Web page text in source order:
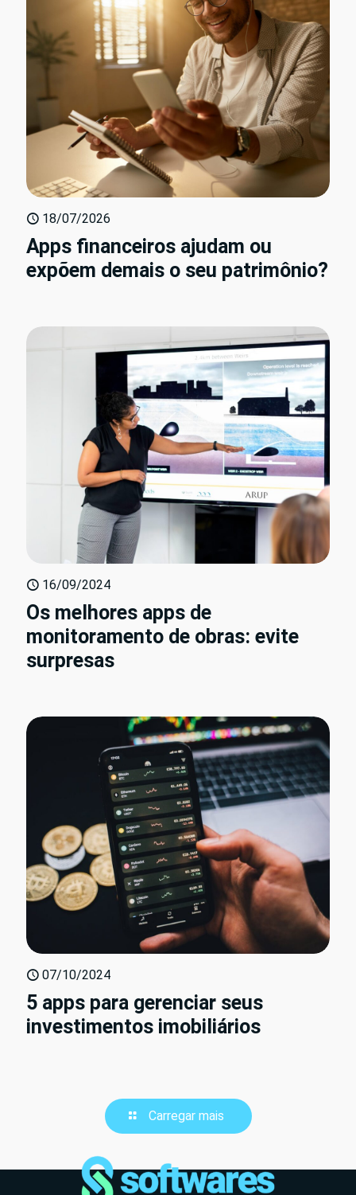
18/07/2026
Apps financeiros ajudam ou
expõem demais o seu patrimônio?
16/09/2024
Os melhores apps de
monitoramento de obras: evite
surpresas
07/10/2024
5 apps para gerenciar seus
investimentos imobiliários
Carregar mais